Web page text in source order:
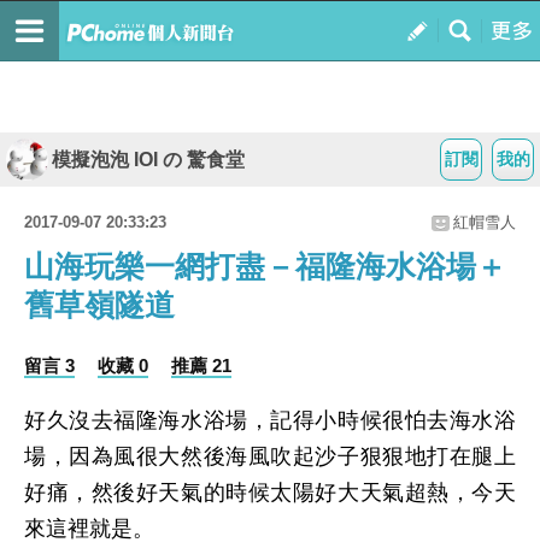
我的
訂閱
模擬泡泡 IOI の 驚食堂
2017-09-07 20:33:23 紅帽雪人
山海玩樂一網打盡－福隆海水浴場＋
舊草嶺隧道
留言 3 收藏 0 推薦 21
好久沒去福隆海水浴場，記得小時候很怕去海水浴
場，因為風很大然後海風吹起沙子狠狠地打在腿上
好痛，然後好天氣的時候太陽好大天氣超熱，今天
來這裡就是。